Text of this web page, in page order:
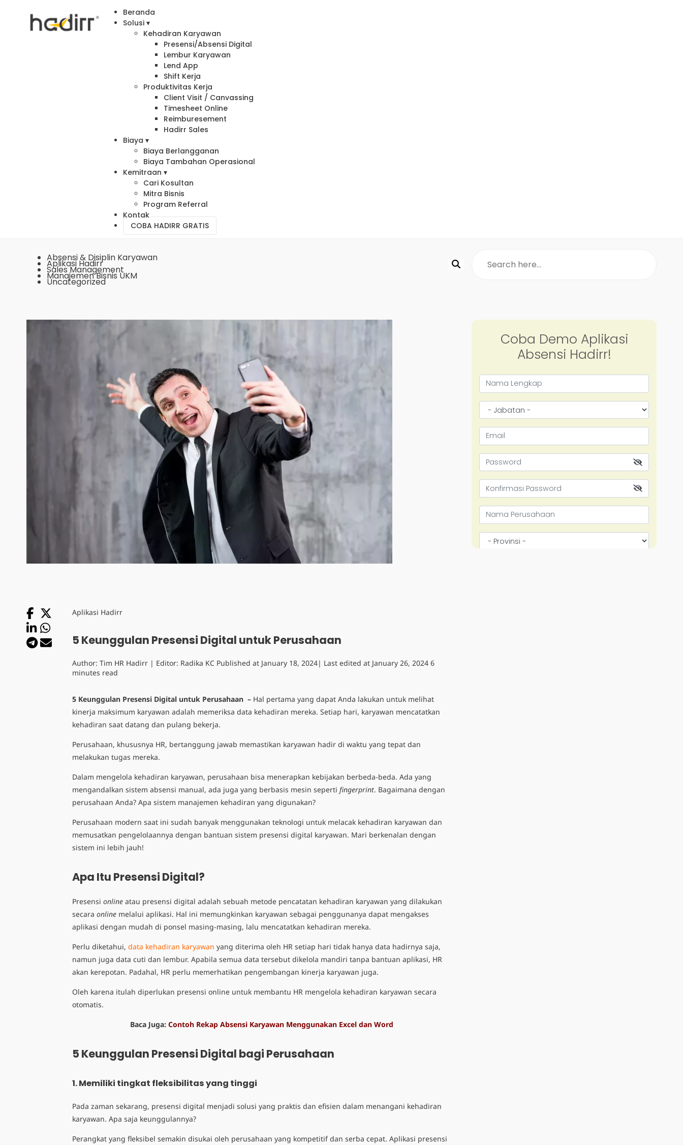
Beranda
Solusi ▾
Kehadiran Karyawan
Presensi/Absensi Digital
Lembur Karyawan
Lend App
Shift Kerja
Produktivitas Kerja
Client Visit / Canvassing
Timesheet Online
Reimburesement
Hadirr Sales
Biaya ▾
Biaya Berlangganan
Biaya Tambahan Operasional
Kemitraan ▾
Cari Kosultan
Mitra Bisnis
Program Referral
Kontak
COBA HADIRR GRATIS
Absensi & Disiplin Karyawan
Aplikasi Hadirr
Sales Management
Manajemen Bisnis UKM
Uncategorized
Aplikasi Hadirr
5 Keunggulan Presensi Digital untuk Perusahaan
Author: Tim HR Hadirr | Editor: Radika KC Published at January 18, 2024| Last edited at January 26, 2024 6
minutes read
5 Keunggulan Presensi Digital untuk Perusahaan – Hal pertama yang dapat Anda lakukan untuk melihat
kinerja maksimum karyawan adalah memeriksa data kehadiran mereka. Setiap hari, karyawan mencatatkan
kehadiran saat datang dan pulang bekerja.
Perusahaan, khususnya HR, bertanggung jawab memastikan karyawan hadir di waktu yang tepat dan
melakukan tugas mereka.
Dalam mengelola kehadiran karyawan, perusahaan bisa menerapkan kebijakan berbeda-beda. Ada yang
mengandalkan sistem absensi manual, ada juga yang berbasis mesin seperti fingerprint. Bagaimana dengan
perusahaan Anda? Apa sistem manajemen kehadiran yang digunakan?
Perusahaan modern saat ini sudah banyak menggunakan teknologi untuk melacak kehadiran karyawan dan
memusatkan pengelolaannya dengan bantuan sistem presensi digital karyawan. Mari berkenalan dengan
sistem ini lebih jauh!
Apa Itu Presensi Digital?
Presensi online atau presensi digital adalah sebuah metode pencatatan kehadiran karyawan yang dilakukan
secara online melalui aplikasi. Hal ini memungkinkan karyawan sebagai penggunanya dapat mengakses
aplikasi dengan mudah di ponsel masing-masing, lalu mencatatkan kehadiran mereka.
Perlu diketahui, data kehadiran karyawan yang diterima oleh HR setiap hari tidak hanya data hadirnya saja,
namun juga data cuti dan lembur. Apabila semua data tersebut dikelola mandiri tanpa bantuan aplikasi, HR
akan kerepotan. Padahal, HR perlu memerhatikan pengembangan kinerja karyawan juga.
Oleh karena itulah diperlukan presensi online untuk membantu HR mengelola kehadiran karyawan secara
otomatis.
Baca Juga:Contoh Rekap Absensi Karyawan Menggunakan Excel dan Word
5 Keunggulan Presensi Digital bagi Perusahaan
1. Memiliki tingkat fleksibilitas yang tinggi
Pada zaman sekarang, presensi digital menjadi solusi yang praktis dan efisien dalam menangani kehadiran
karyawan. Apa saja keunggulannya?
Perangkat yang fleksibel semakin disukai oleh perusahaan yang kompetitif dan serba cepat. Aplikasi presensi